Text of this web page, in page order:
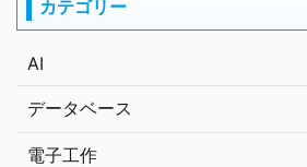
カテゴリー
AI
データベース
電子工作